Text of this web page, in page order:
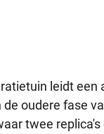
leidt een
oudere fase
twee